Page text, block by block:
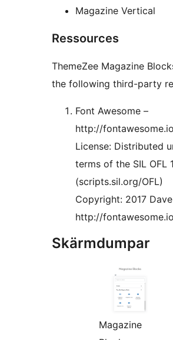
Magazine Vertical
Ressources
ThemeZee Magazine
the following third-party
Font Awesome –
http://
License: Distributed
terms of the SIL OFL
(scripts.sil.org/OFL)
Copyright: 2017
http://
Skärmdumpar
Magazine